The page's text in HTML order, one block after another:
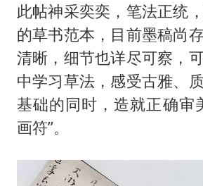
此帖神采奕奕，笔法正统
的草书范本，目前墨稿尚
清晰，细节也详尽可察，
中学习草法，感受古雅、
基础的同时，造就正确审
画符”。